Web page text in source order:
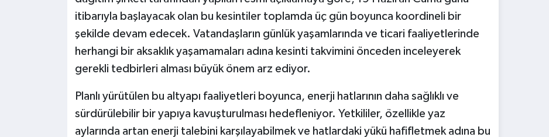
itibarıyla başlayacak olan bu kesintiler toplamda üç gün boyunca koordineli bir
şekilde devam edecek. Vatandaşların günlük yaşamlarında ve ticari faaliyetlerinde
herhangi bir aksaklık yaşamamaları adına kesinti takvimini önceden inceleyerek
gerekli tedbirleri alması büyük önem arz ediyor.
Planlı yürütülen bu altyapı faaliyetleri boyunca, enerji hatlarının daha sağlıklı ve
sürdürülebilir bir yapıya kavuşturulması hedefleniyor. Yetkililer, özellikle yaz
aylarında artan enerji talebini karşılayabilmek ve hatlardaki yükü hafifletmek adına bu